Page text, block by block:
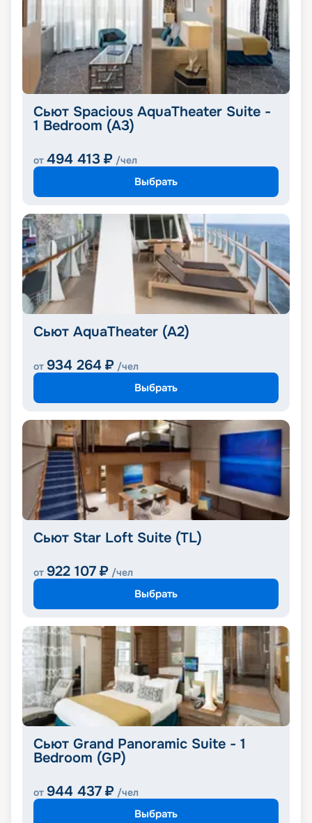
Сьют Spacious AquaTheater Suite -
1 Bedroom (A3)
от 494 413 ₽ /чел
Выбрать
Сьют AquaTheater (A2)
от 934 264 ₽ /чел
Выбрать
Сьют Star Loft Suite (TL)
от 922 107 ₽ /чел
Выбрать
Сьют Grand Panoramic Suite - 1
Bedroom (GP)
от 944 437 ₽ /чел
Выбрать